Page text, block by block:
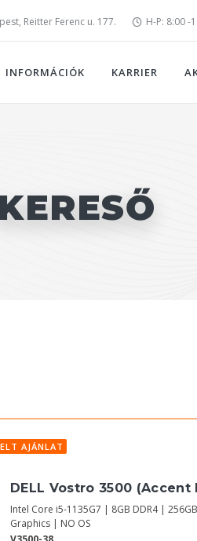
Reitter Ferenc u. 177. H-P: 8:00 -
INFORMÁCIÓK KARRIER
AJÁNLAT
DELL Vostro 3500 (Accent
Intel Core i5-1135G7 | 8GB DDR4 |
Graphics | NO OS